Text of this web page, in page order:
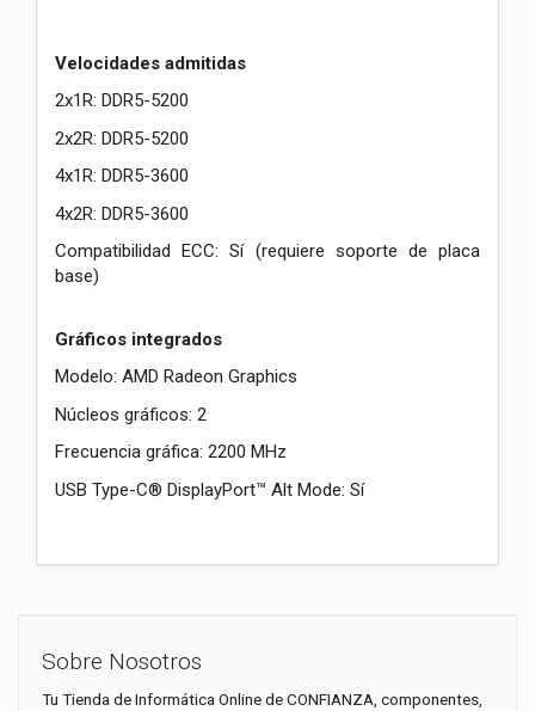
Velocidades admitidas
2x1R: DDR5-5200
2x2R: DDR5-5200
4x1R: DDR5-3600
4x2R: DDR5-3600
Compatibilidad ECC: Sí (requiere soporte de placa
base)
Gráficos integrados
Modelo: AMD Radeon Graphics
Núcleos gráficos: 2
Frecuencia gráfica: 2200 MHz
USB Type-C® DisplayPort™ Alt Mode: Sí
Sobre Nosotros
Tu Tienda de Informática Online de CONFIANZA, componentes,